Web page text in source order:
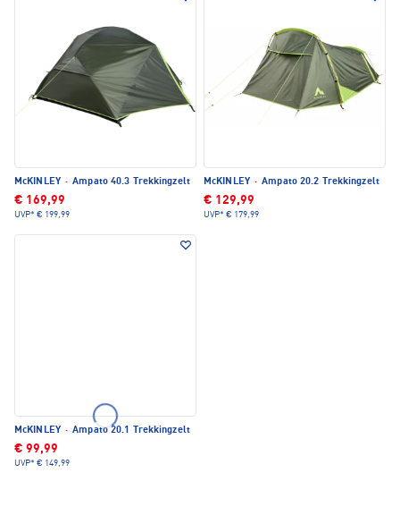
McKINLEY · Ampato 40.3 Trekkingzelt
€ 169,99
UVP* € 199,99
McKINLEY · Ampato 20.2 Trekkingzelt
€ 129,99
UVP* € 179,99
McKINLEY · Ampato 20.1 Trekkingzelt
€ 99,99
UVP* € 149,99